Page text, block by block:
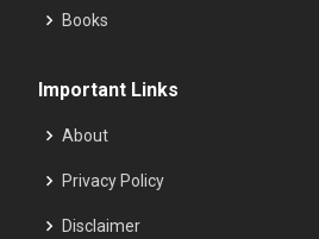
Books
Important Links
About
Privacy Policy
Disclaimer